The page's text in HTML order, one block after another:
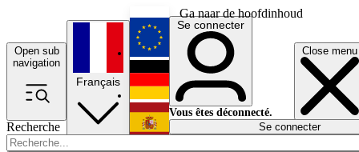
Ga naar de hoofdinhoud
Open sub
navigation
Close menu
Recherche
Français
English
Deutsch
Español
Se connecter
Vous êtes déconnecté.
Se connecter